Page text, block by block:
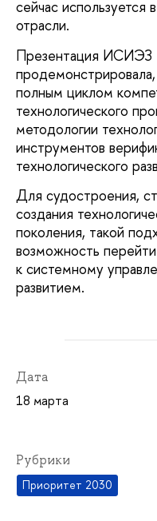
сейчас
отрасли.
Презентация
полным циклом
технологического
методологии
инструментов
технологического
Для судостроения,
создания
поколения, такой
возможность
к системному
развитием.
Дата
18 марта
Рубрики
Приоритет 2030